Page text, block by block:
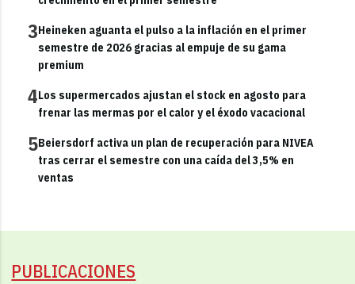
3Heineken aguanta el pulso a la inflación en el primer
semestre de 2026 gracias al empuje de su gama
premium
4Los supermercados ajustan el stock en agosto para
frenar las mermas por el calor y el éxodo vacacional
5Beiersdorf activa un plan de recuperación para NIVEA
tras cerrar el semestre con una caída del 3,5% en
ventas
PUBLICACIONES